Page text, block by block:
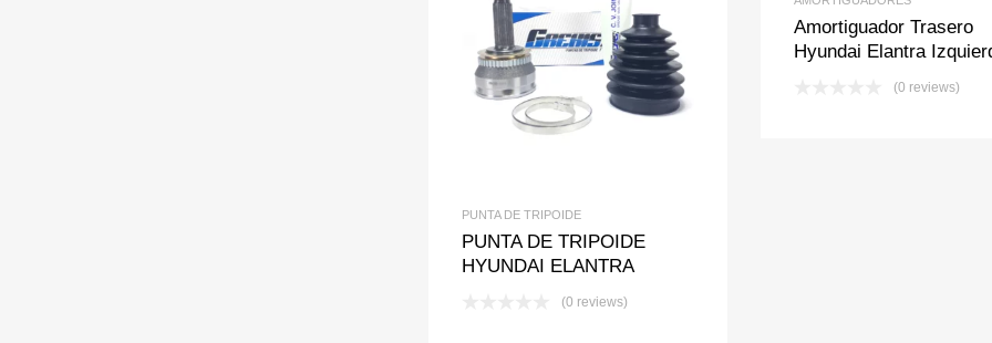
Add to Wishlist
Add to Compare
PUNTA DE TRIPOIDE
PUNTA DE TRIPOIDE
HYUNDAI ELANTRA
(0 reviews)
Amortiguador Trasero
Hyundai Elantra
(0 reviews)